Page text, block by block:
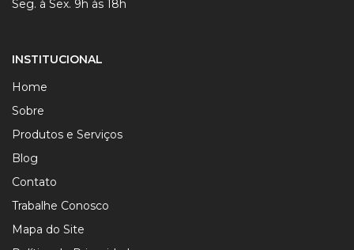
Seg. à Sex. 9h às 18h
INSTITUCIONAL
Home
Sobre
Produtos e Serviços
Blog
Contato
Trabalhe Conosco
Mapa do Site